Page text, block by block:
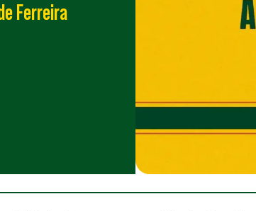
Ferreira